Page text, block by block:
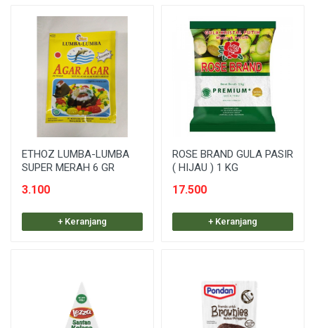
ETHOZ LUMBA-LUMBA
SUPER MERAH 6 GR
3.100
+ Keranjang
ROSE BRAND GULA PASIR
( HIJAU ) 1 KG
17.500
+ Keranjang